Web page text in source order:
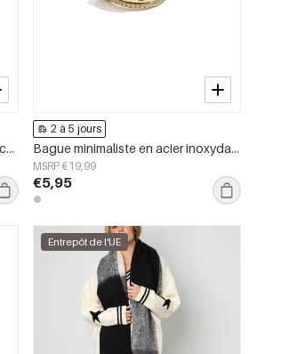
Trousses de maquillage décontractées en polyester pour accessoires quotidiens
2 à 5 jours
Bague minimaliste en acier inoxydable, style cercle, collection Daily Simple, bijoux pour femmes
MSRP €19,99
€5,95
Entrepôt de l'UE